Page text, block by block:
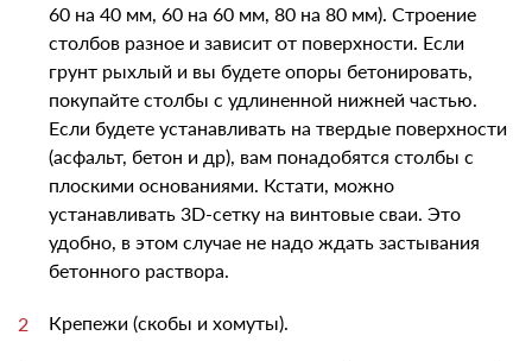
60 на 40 мм, 60 на 60 мм, 80 на 80 мм). Строение
столбов разное и зависит от поверхности. Если
грунт рыхлый и вы будете опоры бетонировать,
покупайте столбы с удлиненной нижней частью.
Если будете устанавливать на твердые поверхности
(асфальт, бетон и др), вам понадобятся столбы с
плоскими основаниями. Кстати, можно
устанавливать 3D-сетку на винтовые сваи. Это
удобно, в этом случае не надо ждать застывания
бетонного раствора.
Крепежи (скобы и хомуты).